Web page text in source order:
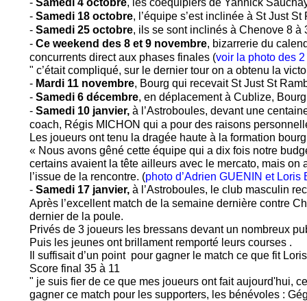
- Samedi 4 octobre, les coéquipiers de Yannick
- Samedi 18 octobre, l’équipe s’est inclinée à St Just
- Samedi 25 octobre, ils se sont inclinés à Chenove 8 à
- Ce weekend des 8 et 9 novembre, bizarrerie du
concurrents direct aux phases finales (voir la photo des
" c’était compliqué, sur le dernier tour on a obtenu la
- Mardi 11 novembre, Bourg qui recevait St Just St
- Samedi 6 décembre, en déplacement à Cublize,
- Samedi 10 janvier, à l’Astroboules, devant une
coach, Régis MICHON qui a pour des raisons
Les joueurs ont tenu la dragée haute à la formation
« Nous avons gêné cette équipe qui a dix fois notre
certains avaient la tête ailleurs avec le mercato, mais
l’issue de la rencontre. (photo d’Adrien GUENIN et Loris
- Samedi 17 janvier, à l’Astroboules, le club masculin
Après l’excellent match de la semaine dernière contre
dernier de la poule.
Privés de 3 joueurs les bressans devant un nombreux
Puis les jeunes ont brillament remporté leurs courses .
Il suffisait d’un point pour gagner le match ce que fit
Score final 35 à 11
" je suis fier de ce que mes joueurs ont fait aujourd'hui,
gagner ce match pour les supporters, les bénévoles :